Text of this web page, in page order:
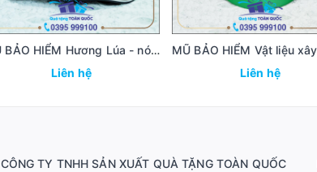
MŨ BẢO HIỂM Hương Lúa - nón bảo hiểm MBH44
Liên hệ
Liên hệ
CÔNG TY TNHH SẢN XUẤT QUÀ TẶNG TOÀN QUỐC